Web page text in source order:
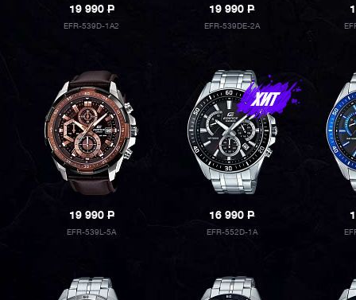
19 990P
EFR-539D-1A2
19 990P
EFR-539DE-2A
19 990P
EFR-539L-5A
16 990P
EFR-552D-1A